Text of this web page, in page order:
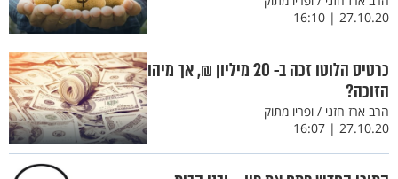
27.10.20 | 16:10
כרטיס הלוטו זכה ב- 20 מיליון ₪, אך מיהו
הזוכה?
הרב ארז חזני / ופריו מתוק
27.10.20 | 16:07